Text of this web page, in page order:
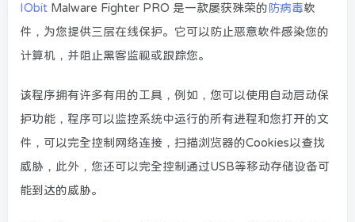
IObit Malware Fighter PRO 是一款屡获殊荣的 防病毒软
件，为您提供三层在线保护。它可以防止恶意软件感染您的
计算机，并阻止黑客监视或跟踪您。
该程序拥有许多有用的工具，例如，您可以使用自动启动保
护功能，程序可以监控系统中运行的所有进程和您打开的文
件，可以完全控制网络连接，扫描浏览器的Cookies以查找
威胁，此外，您还可以完全控制通过USB等移动存储设备可
能到达的威胁。